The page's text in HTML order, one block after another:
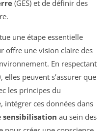
(GES) et de définir des
une étape essentielle
offre une vision claire des
En respectant
, elles peuvent s’assurer que
les principes du
intégrer ces données dans
sensibilisation au sein des